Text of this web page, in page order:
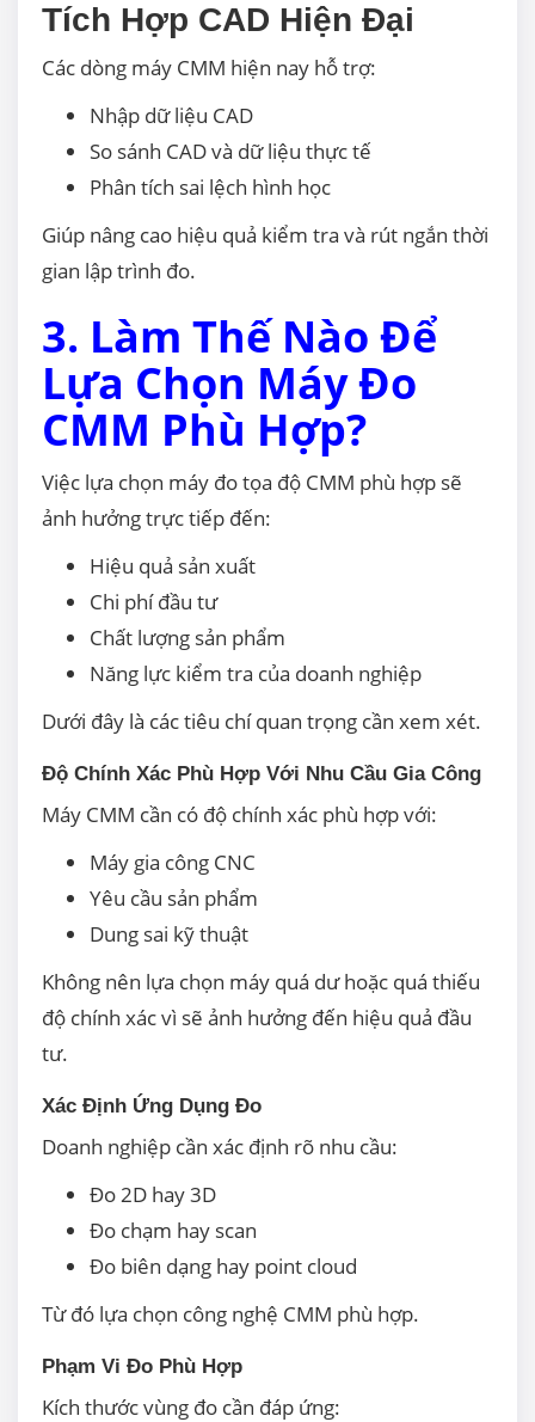
Tích Hợp CAD Hiện Đại
Các dòng máy CMM hiện nay hỗ trợ:
Nhập dữ liệu CAD
So sánh CAD và dữ liệu thực tế
Phân tích sai lệch hình học
Giúp nâng cao hiệu quả kiểm tra và rút ngắn thời
gian lập trình đo.
3. Làm Thế Nào Để
Lựa Chọn Máy Đo
CMM Phù Hợp?
Việc lựa chọn máy đo tọa độ CMM phù hợp sẽ
ảnh hưởng trực tiếp đến:
Hiệu quả sản xuất
Chi phí đầu tư
Chất lượng sản phẩm
Năng lực kiểm tra của doanh nghiệp
Dưới đây là các tiêu chí quan trọng cần xem xét.
Độ Chính Xác Phù Hợp Với Nhu Cầu Gia Công
Máy CMM cần có độ chính xác phù hợp với:
Máy gia công CNC
Yêu cầu sản phẩm
Dung sai kỹ thuật
Không nên lựa chọn máy quá dư hoặc quá thiếu
độ chính xác vì sẽ ảnh hưởng đến hiệu quả đầu
tư.
Xác Định Ứng Dụng Đo
Doanh nghiệp cần xác định rõ nhu cầu:
Đo 2D hay 3D
Đo chạm hay scan
Đo biên dạng hay point cloud
Từ đó lựa chọn công nghệ CMM phù hợp.
Phạm Vi Đo Phù Hợp
Kích thước vùng đo cần đáp ứng: